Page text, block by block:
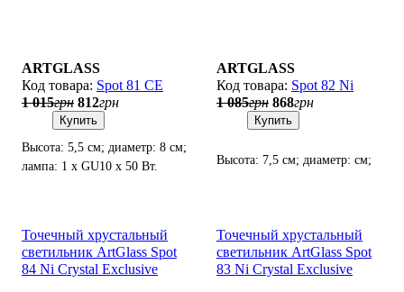
ARTGLASS
Spot 81 CE
1 015грн 812грн
Купить
Высота: 5,5 см; диаметр: 8 см;
лампа: 1 х GU10 х 50 Вт.
ARTGLASS
Spot 82 Ni
1 085грн 868грн
Купить
Высота: 7,5 см; диаметр: см;
Точечный хрустальный
светильник ArtGlass Spot
84 Ni Crystal Exclusive
Точечный хрустальный
светильник ArtGlass Spot
83 Ni Crystal Exclusive